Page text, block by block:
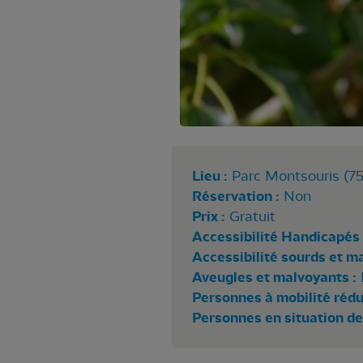
Lieu : Parc Montsouris
Réservation : Non
Prix : Gratuit
Accessibilité Handicapés
Accessibilité sourds et
Aveugles et malvoyants :
Personnes à mobilité
Personnes en situation